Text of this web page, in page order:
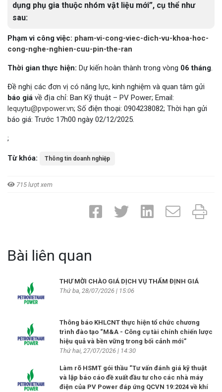
dụng phụ gia thuộc nhóm vật liệu mới”, cụ thể như
sau:
Phạm vi công việc: pham-vi-cong-viec-dich-vu-khoa-hoc-
cong-nghe-nghien-cuu-pin-the-ran
Thời gian thực hiện: Dự kiến hoàn thành trong vòng 06 tháng.
Đề nghị các đơn vị có năng lực, kinh nghiệm và quan tâm gửi
báo giá về địa chỉ: Ban Kỹ thuật – PV Power; Email:
lequytu@pvpower.vn; Số điện thoại: 0904238082; Thời hạn gửi
báo giá: Trước 17h00 ngày 02/12/2025.
;
Từ khóa: Thông tin doanh nghiệp
715 lượt xem
Bài liên quan
THƯ MỜI CHÀO GIÁ DỊCH VỤ THẨM ĐỊNH GIÁ
Thứ ba, 28/07/2026 | 15:06
Thông báo KHLCNT thực hiện tổ chức chương
trình đào tạo “M&A - Công cụ tài chính chiến lược
hiệu quả và bền vững trong bối cảnh mới”
Thứ hai, 27/07/2026 | 14:30
Làm rõ HSMT gói thầu “Tư vấn đánh giá kỹ thuật
và lập báo cáo đề xuất đầu tư cho các nhà máy
điện của PV Power đáp ứng QCVN 19:2024 về khí